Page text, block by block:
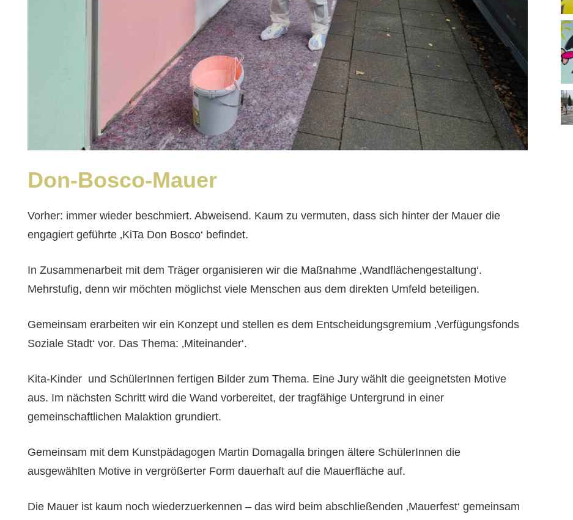
Don-Bosco-Mauer
Vorher: immer wieder beschmiert. Abweisend. Kaum zu vermuten, dass sich hinter der Mauer die
engagiert geführte ‚KiTa Don Bosco‘ befindet.
In Zusammenarbeit mit dem Träger organisieren wir die Maßnahme ‚Wandflächengestaltung‘.
Mehrstufig, denn wir möchten möglichst viele Menschen aus dem direkten Umfeld beteiligen.
Gemeinsam erarbeiten wir ein Konzept und stellen es dem Entscheidungsgremium ‚Verfügungsfonds
Soziale Stadt‘ vor. Das Thema: ‚Miteinander‘.
Kita-Kinder und SchülerInnen fertigen Bilder zum Thema. Eine Jury wählt die geeignetsten Motive
aus. Im nächsten Schritt wird die Wand vorbereitet, der tragfähige Untergrund in einer
gemeinschaftlichen Malaktion grundiert.
Gemeinsam mit dem Kunstpädagogen Martin Domagalla bringen ältere SchülerInnen die
ausgewählten Motive in vergrößerter Form dauerhaft auf die Mauerfläche auf.
Die Mauer ist kaum noch wiederzuerkennen – das wird beim abschließenden ‚Mauerfest‘ gemeinsam